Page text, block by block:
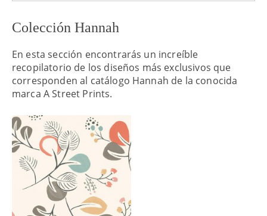
Colección Hannah
En esta sección encontrarás un increíble
recopilatorio de los diseños más exclusivos que
corresponden al catálogo Hannah de la conocida
marca A Street Prints.